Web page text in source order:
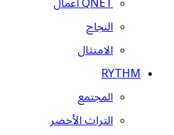
النجاح
الامتثال
RYTHM
المجتمع
التراث الأخضر